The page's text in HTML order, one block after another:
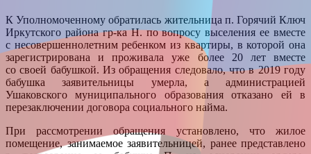
К Уполномоченному обратилась жительница п. Горячий Ключ
Иркутского района гр-ка Н. по вопросу выселения ее вместе
с несовершеннолетним ребенком из квартиры, в которой она
зарегистрирована и проживала уже более 20 лет вместе
со своей бабушкой. Из обращения следовало, что в 2019 году
бабушка заявительницы умерла, а администрацией
Ушаковского муниципального образования отказано ей в
перезаключении договора социального найма.
При рассмотрении обращения установлено, что жилое
помещение, занимаемое заявительницей, ранее представлено